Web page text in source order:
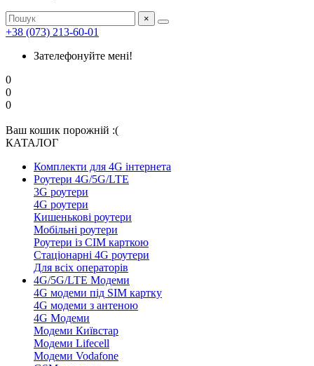
×
+38 (073) 213-60-01
Зателефонуйте мені!
0
0
0
Ваш кошик порожній :(
КАТАЛОГ
Комплекти для 4G інтернета
Роутери 4G/5G/LTE
3G роутери
4G роутери
Кишенькові роутери
Мобільні роутери
Роутери із СІМ карткою
Стаціонарні 4G роутери
Для всіх операторів
4G/5G/LTE Модеми
4G модеми під SIM картку
4G модеми з антеною
4G Модеми
Модеми Київстар
Модеми Lifecell
Модеми Vodafone